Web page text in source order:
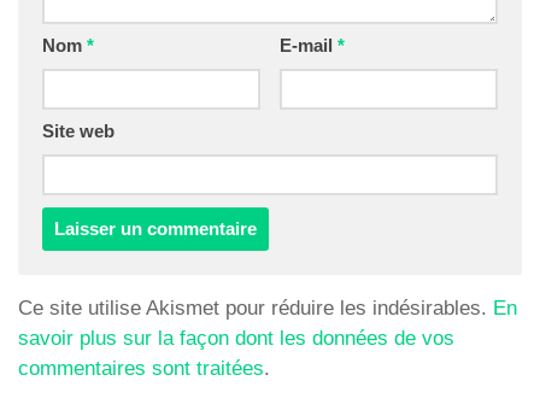
Nom * E-mail *
Site web
Ce site utilise Akismet pour réduire les indésirables. En
savoir plus sur la façon dont les données de vos
commentaires sont traitées.